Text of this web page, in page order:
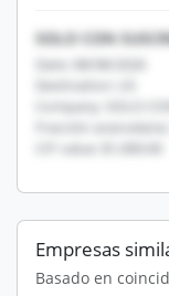
SOLO CON
Date: 08/08/2026
Destination: US
Company: SOLO
Fracción arancelaria:
CIF value: $1,000.00
Empresas
Basado en